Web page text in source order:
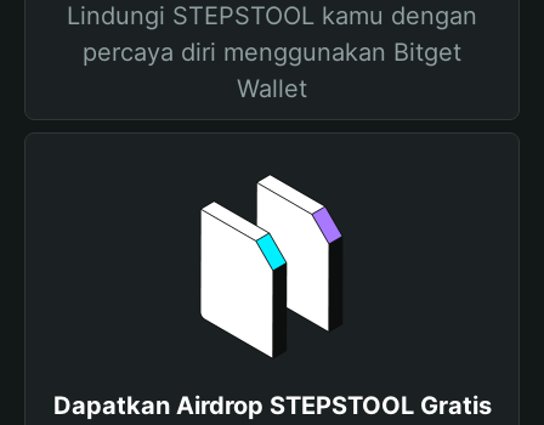
Lindungi STEPSTOOL kamu dengan
percaya diri menggunakan Bitget
Wallet
Dapatkan Airdrop STEPSTOOL Gratis